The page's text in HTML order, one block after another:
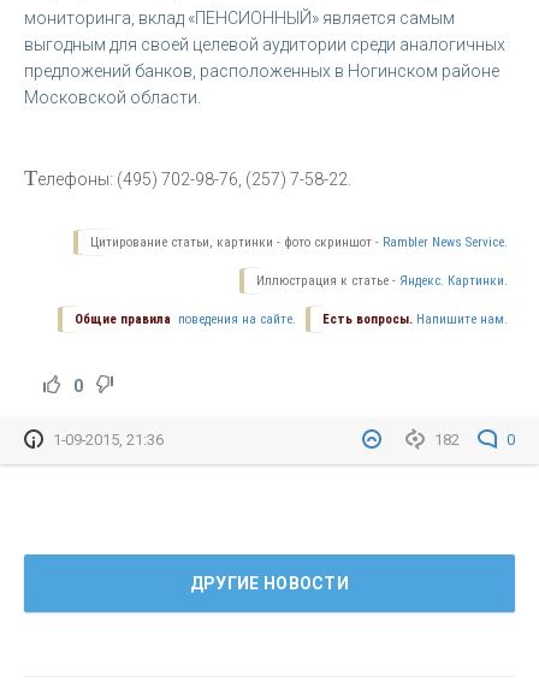
мониторинга, вклад «ПЕНСИОННЫЙ» является самым
выгодным для своей целевой аудитории среди аналогичных
предложений банков, расположенных в Ногинском районе
Московской области.
Телефоны: (495) 702-98-76, (257) 7-58-22.
Цитирование статьи, картинки - фото скриншот - Rambler News Service.
Иллюстрация к статье - Яндекс. Картинки.
Есть вопросы. Напишите нам.
Общие правила поведения на сайте.
0
182 0
1-09-2015, 21:36
ДРУГИЕ НОВОСТИ